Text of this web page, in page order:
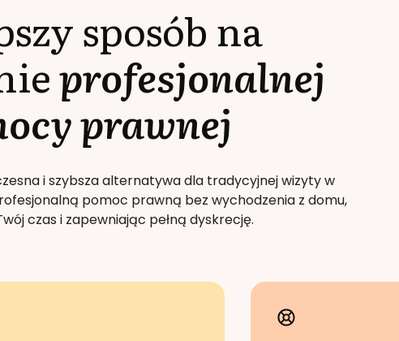
sposób na
profesjonalnej
prawnej
i szybsza alternatywa dla tradycyjnej wizyty w
pomoc prawną bez wychodzenia z domu,
czas i zapewniając pełną dyskrecję.